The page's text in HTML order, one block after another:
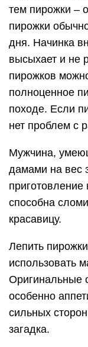
тем пирожки –
пирожки
дня. Начинка
высыхает и не
пирожков
полноценное
походе. Если
нет проблем с
Мужчина,
дамами на вес
приготовление
способна
красавицу.
Лепить
использовать
Оригинальные
особенно
сильных
загадка.